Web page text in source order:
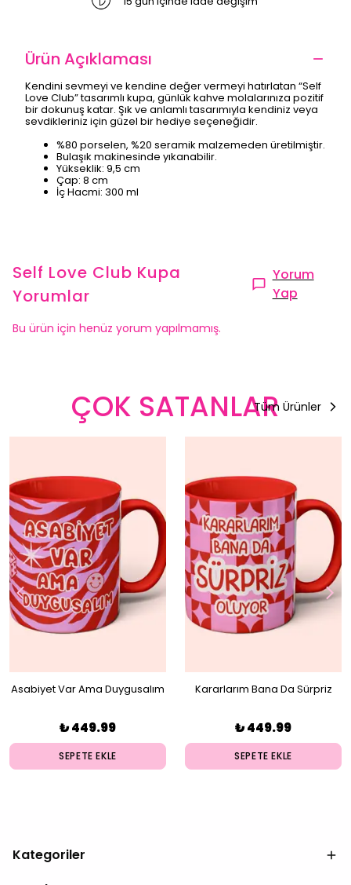
Ürün Açıklaması
Kendini sevmeyi ve kendine değer vermeyi hatırlatan “Self
Love Club” tasarımlı kupa, günlük kahve molalarınıza pozitif
bir dokunuş katar. Şık ve anlamlı tasarımıyla kendiniz veya
sevdikleriniz için güzel bir hediye seçeneğidir.
%80 porselen, %20 seramik malzemeden üretilmiştir.
Bulaşık makinesinde yıkanabilir.
Yükseklik: 9,5 cm
Çap: 8 cm
İç Hacmi: 300 ml
Self Love Club Kupa
Yorumlar
Yorum
Yap
Bu ürün için henüz yorum yapılmamış.
ÇOK SATANLARTüm Ürünler
Asabiyet Var Ama Duygusalım
₺ 449.99
SEPETE EKLE
Kararlarım Bana Da Sürpriz
₺ 449.99
SEPETE EKLE
Kategoriler